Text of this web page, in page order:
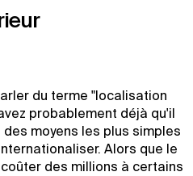
du terme "localisation
probablement déjà qu'il
moyens les plus simples
Alors que le
des millions à certains